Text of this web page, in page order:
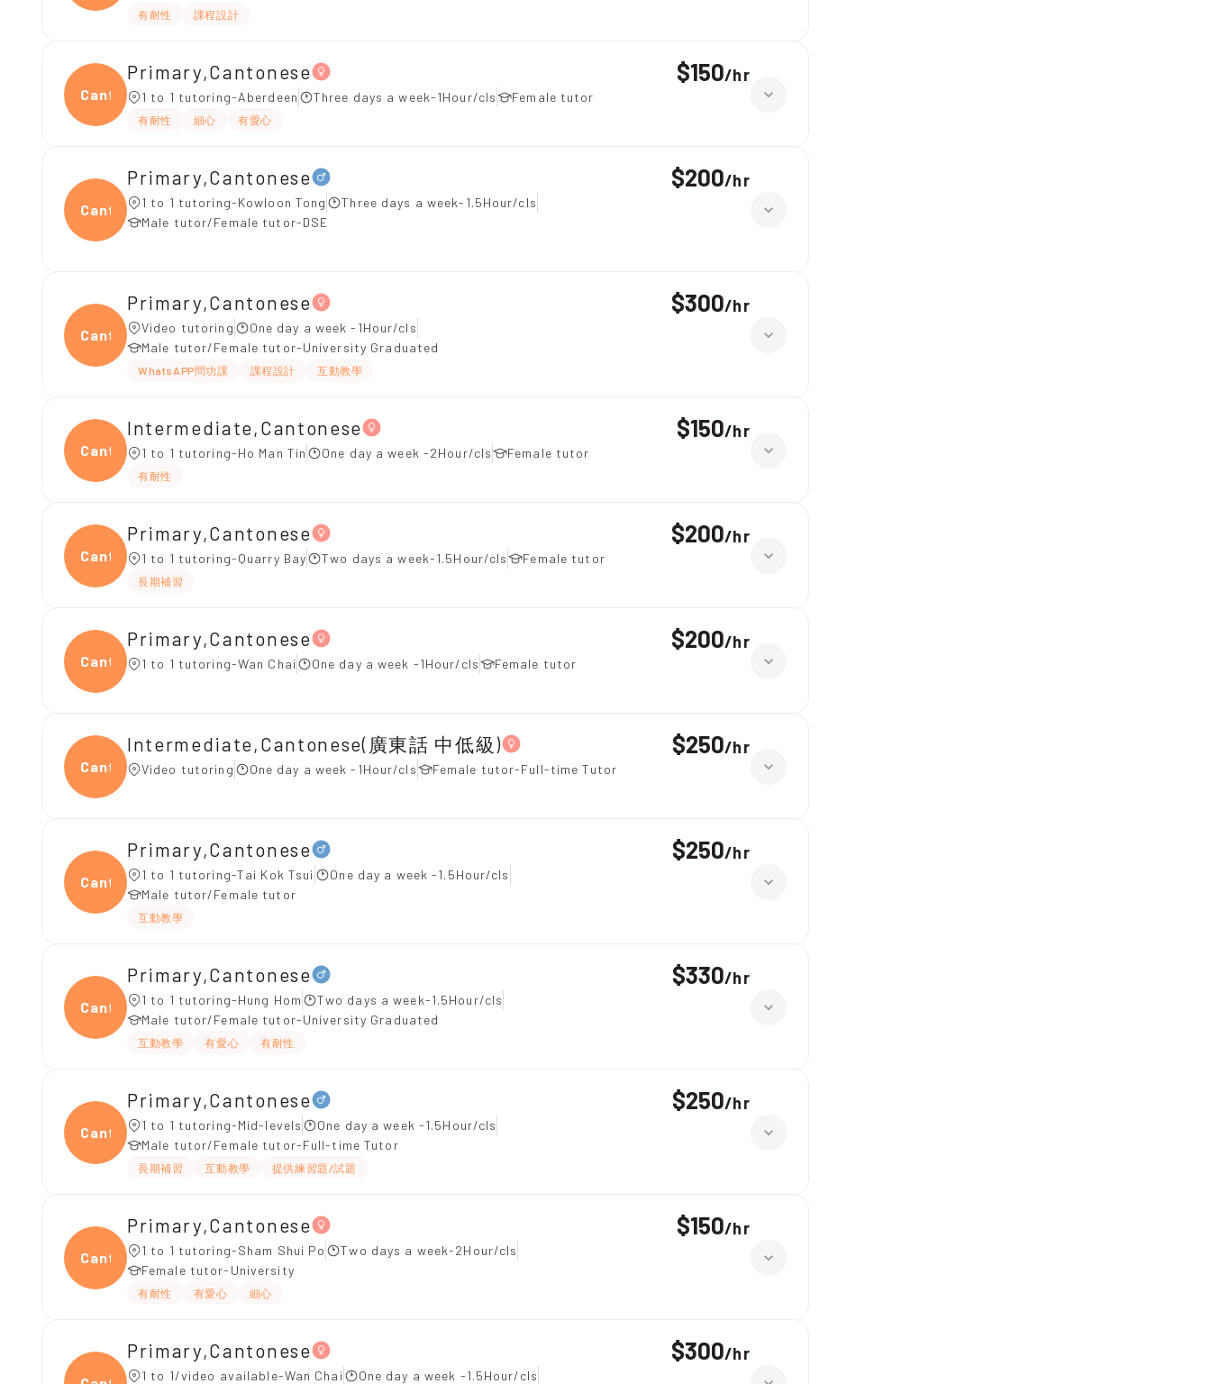
有耐性 課程設計
Canto
Primary,Cantonese
1 to 1 tutoring-Aberdeen Three days a week-1Hour/cls Female tutor
有耐性 細心 有愛心
$150/hr
Canto
Primary,Cantonese
1 to 1 tutoring-Kowloon Tong
Three days a week-1.5Hour/cls
Male tutor/Female tutor-DSE
$200/hr
Canto
Primary,Cantonese
Video tutoring
One day a week -1Hour/cls
Male tutor/Female tutor-University Graduated
WhatsAPP問功課 課程設計 互動教學
$300/hr
Canto
Intermediate,Cantonese
1 to 1 tutoring-Ho Man Tin One day a week -2Hour/cls Female tutor
有耐性
$150/hr
Canto
Primary,Cantonese
1 to 1 tutoring-Quarry Bay Two days a week-1.5Hour/cls Female tutor
長期補習
$200/hr
Canto
Primary,Cantonese
1 to 1 tutoring-Wan Chai One day a week -1Hour/cls Female tutor
$200/hr
Canto
Intermediate,Cantonese(廣東話 中低級)
Video tutoring One day a week -1Hour/cls Female tutor-Full-time Tutor
$250/hr
Canto
Primary,Cantonese
1 to 1 tutoring-Tai Kok Tsui
One day a week -1.5Hour/cls
Male tutor/Female tutor
互動教學
$250/hr
Canto
Primary,Cantonese
1 to 1 tutoring-Hung Hom
Two days a week-1.5Hour/cls
Male tutor/Female tutor-University Graduated
互動教學 有愛心 有耐性
$330/hr
Canto
Primary,Cantonese
1 to 1 tutoring-Mid-levels
One day a week -1.5Hour/cls
Male tutor/Female tutor-Full-time Tutor
長期補習 互動教學 提供練習題/試題
$250/hr
Canto
Primary,Cantonese
1 to 1 tutoring-Sham Shui Po
Two days a week-2Hour/cls
Female tutor-University
有耐性 有愛心 細心
$150/hr
Primary,Cantonese
1 to 1/video available-Wan Chai One day a week -1.5Hour/cls
$300/hr